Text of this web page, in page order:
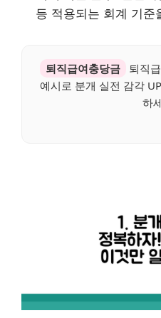
등 적용되는 회계 기준
퇴직급여충당금
퇴직
예시로 분개 실전 감각
하